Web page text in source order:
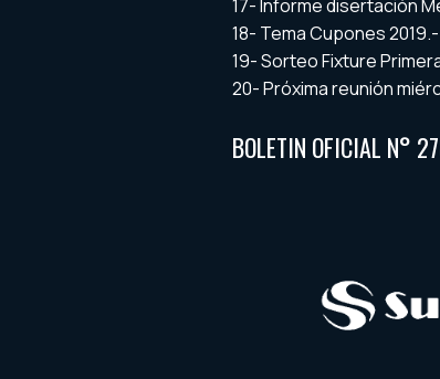
17- Informe disertación
18- Tema Cupones 2019.-
19- Sorteo Fixture Primera
20- Próxima reunión
BOLETIN OFICIAL N°